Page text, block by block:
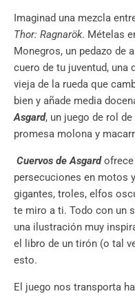
Imaginad una mezcla
Thor: Ragnarök. Mételas
Monegros, un pedazo de
cuero de tu juventud, una
vieja de la rueda que
bien y añade media
Asgard, un juego de rol
promesa molona y
Cuervos de Asgardofrece
persecuciones en motos
gigantes, troles, elfos
te miro a ti. Todo con un
una ilustración muy
el libro de un tirón (o tal
esto.
El juego nos transporta